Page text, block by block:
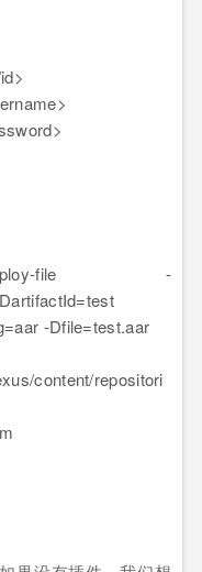
id>
>
>
file -
=test
=aar -Dfile=test.aar
content/repositori